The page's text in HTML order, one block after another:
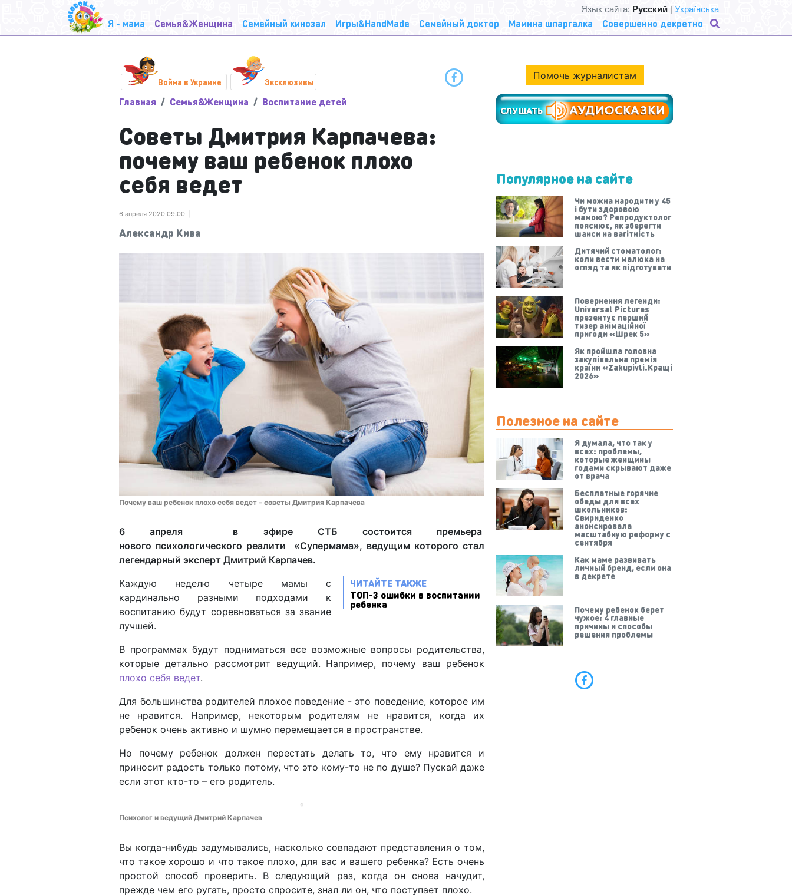
Я - мама Семья&Женщина Семейный кинозал Игры&HandMade Семейный доктор Мамина шпаргалка Совершенно декретно
Язык сайта: Русский | Українська
Война в Украине Эксклюзивы
Главная Семья&Женщина Воспитание детей
Советы Дмитрия Карпачева:
почему ваш ребенок плохо
себя ведет
6 апреля 2020 09:00
Александр Кива
Почему ваш ребенок плохо себя ведет – советы Дмитрия Карпачева
6 апреля в эфире СТБ состоится премьера
нового психологического реалити «Супермама», ведущим которого стал
легендарный эксперт Дмитрий Карпачев.
ЧИТАЙТЕ ТАКЖЕ
ТОП-3 ошибки в воспитании
ребенка
Каждую неделю четыре мамы с
кардинально разными подходами к
воспитанию будут соревноваться за звание
лучшей.
В программах будут подниматься все возможные вопросы родительства,
которые детально рассмотрит ведущий. Например, почему ваш ребенок
плохо себя ведет.
Для большинства родителей плохое поведение - это поведение, которое им
не нравится. Например, некоторым родителям не нравится, когда их
ребенок очень активно и шумно перемещается в пространстве.
Но почему ребенок должен перестать делать то, что ему нравится и
приносит радость только потому, что это кому-то не по душе? Пускай даже
если этот кто-то – его родитель.
Психолог и ведущий Дмитрий Карпачев
Вы когда-нибудь задумывались, насколько совпадают представления о том,
что такое хорошо и что такое плохо, для вас и вашего ребенка? Есть очень
простой способ проверить. В следующий раз, когда он снова начудит,
прежде чем его ругать, просто спросите, знал ли он, что поступает плохо.
Помочь журналистам
Популярное на сайте
Чи можна народити у 45
і бути здоровою
мамою? Репродуктолог
пояснює, як зберегти
шанси на вагітність
Дитячий стоматолог:
коли вести малюка на
огляд та як підготувати
Повернення легенди:
Universal Pictures
презентує перший
тизер анімаційної
пригоди «Шрек 5»
Як пройшла головна
закупівельна премія
країни «Zakupivli.Кращі
2026»
Полезное на сайте
Я думала, что так у
всех: проблемы,
которые женщины
годами скрывают даже
от врача
Бесплатные горячие
обеды для всех
школьников:
Свириденко
анонсировала
масштабную реформу с
сентября
Как маме развивать
личный бренд, если она
в декрете
Почему ребенок берет
чужое: 4 главные
причины и способы
решения проблемы